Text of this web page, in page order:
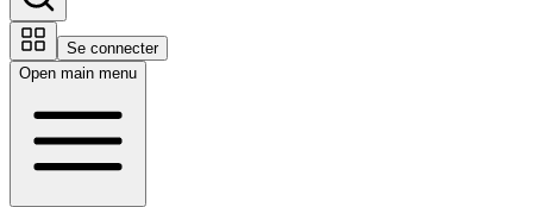
Se connecter
Open main menu